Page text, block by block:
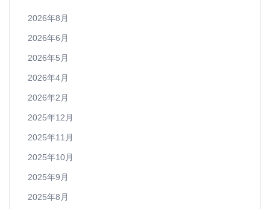
2026年8月
2026年6月
2026年5月
2026年4月
2026年2月
2025年12月
2025年11月
2025年10月
2025年9月
2025年8月